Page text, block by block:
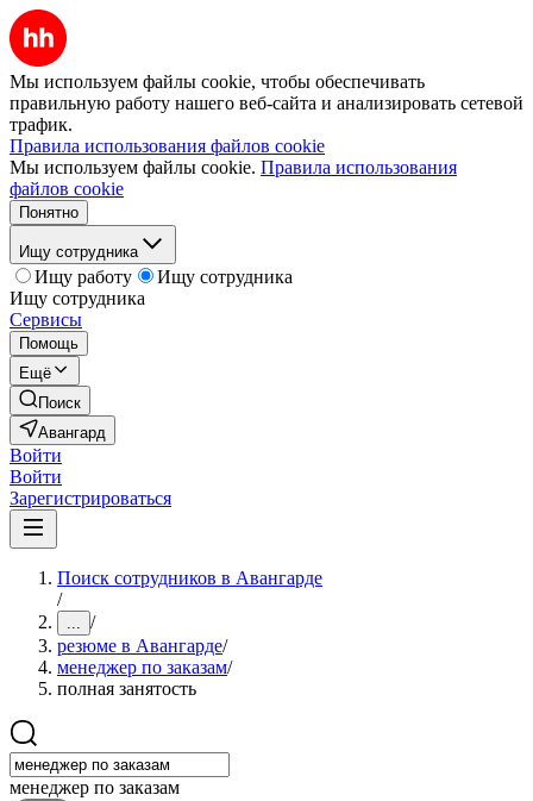
Мы используем файлы cookie, чтобы обеспечивать
правильную работу нашего веб-сайта и анализировать сетевой
трафик.
Правила использования файлов cookie
Мы используем файлы cookie. Правила использования
файлов cookie
Понятно
Ищу сотрудника
Ищу работу
Ищу сотрудника
Ищу сотрудника
Сервисы
Помощь
Ещё
Поиск
Авангард
Войти
Войти
Зарегистрироваться
Поиск сотрудников в Авангарде
/
... /
резюме в Авангарде/
менеджер по заказам/
полная занятость
менеджер по заказам